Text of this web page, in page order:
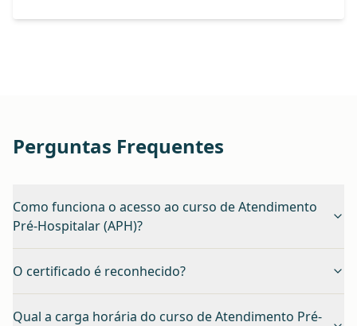
Perguntas Frequentes
Como funciona o acesso ao curso de Atendimento
Pré-Hospitalar (APH)?
O certificado é reconhecido?
Qual a carga horária do curso de Atendimento Pré-